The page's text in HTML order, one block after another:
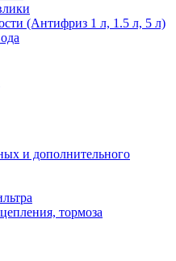
(Антифриз 1 л, 1.5 л, 5 л)
и дополнительного
тормоза